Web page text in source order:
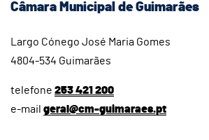
Câmara Municipal de Guimarães
Largo Cónego José Maria Gomes
4804-534 Guimarães
telefone 253 421 200
e-mail geral@cm-guimaraes.pt